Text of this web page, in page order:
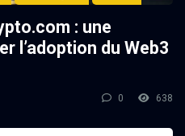
: une
l’adoption du Web3
0 638